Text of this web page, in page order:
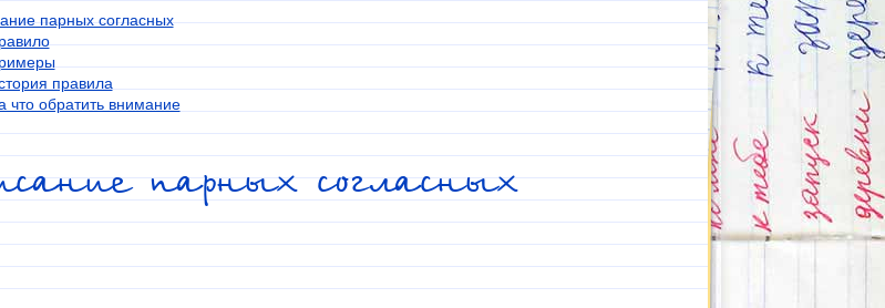
парных согласных
правила
что обратить внимание
парных согласных